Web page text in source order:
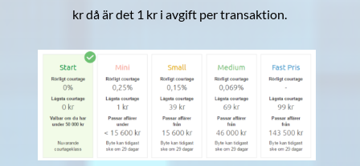
kr då är det 1 kr i avgift per transaktion.